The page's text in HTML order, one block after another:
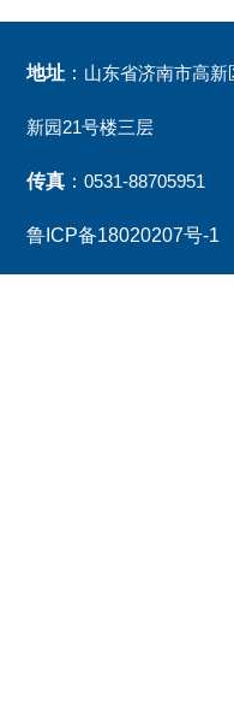
地址 ： 山东省济南市高
新园21号楼三层
传真 ： 0531-88705951
鲁ICP备18020207号-1